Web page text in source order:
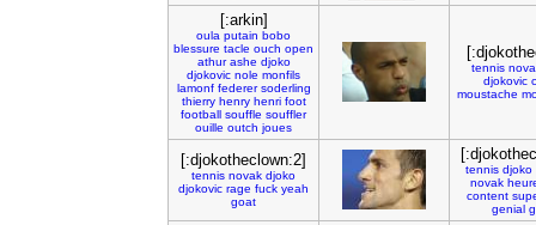
[:arkin]
oula putain bobo
blessure tacle ouch open
athur ashe djoko
djokovic nole monfils
lamonf federer soderling
thierry henry henri foot
football souffle souffler
ouille outch joues
tennis
djokovic
moustache
[:djokotheclown:2]
tennis novak djoko
djokovic rage fuck yeah
goat
tennis djoko
novak
content
genial